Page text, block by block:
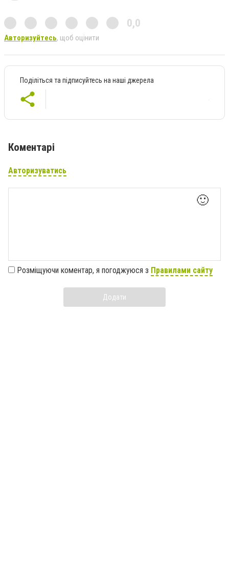
0,0
Авторизуйтесь, щоб оцінити
Поділіться та підписуйтесь на наші джерела
Коментарі
Авторизуватись
🙂
Розміщуючи коментар, я погоджуюся з Правилами сайту
Додати